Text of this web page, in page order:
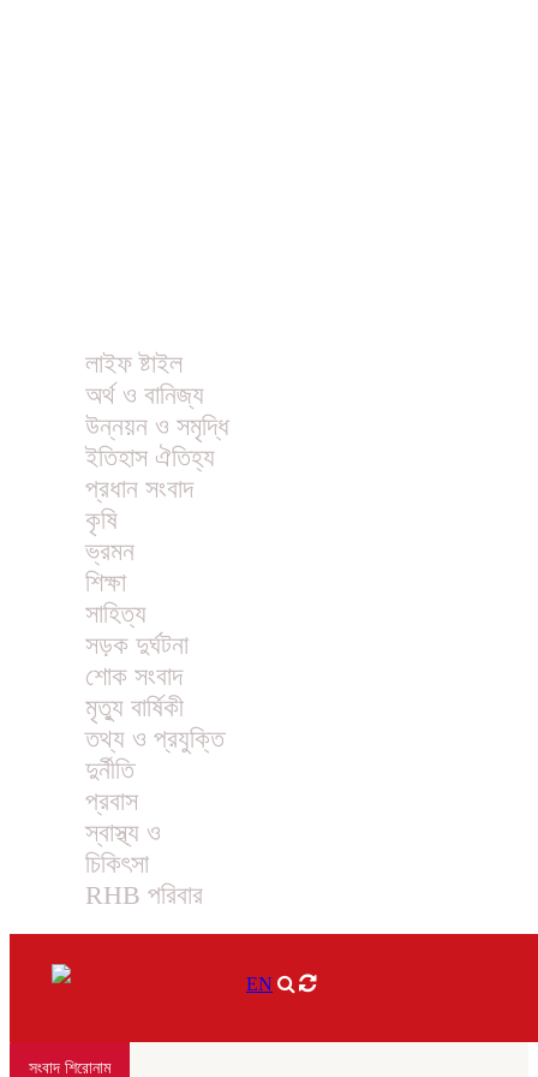
লাইফ ষ্টাইল
অর্থ ও বানিজ্য
উন্নয়ন ও সমৃদ্ধি
ইতিহাস ঐতিহ্য
প্রধান সংবাদ
কৃষি
ভ্রমন
শিক্ষা
সাহিত্য
সড়ক দুর্ঘটনা
শোক সংবাদ
মৃত্যু বার্ষিকী
তথ্য ও প্রযুক্তি
দুর্নীতি
প্রবাস
স্বাস্থ্য ও
চিকিৎসা
RHB পরিবার
EN
সংবাদ শিরোনাম